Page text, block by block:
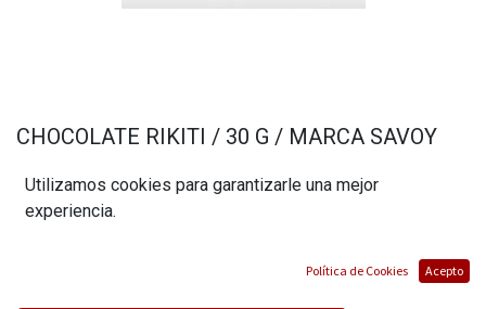
CHOCOLATE RIKITI / 30 G / MARCA SAVOY
$1,16
Utilizamos cookies para garantizarle una mejor
experiencia.
Política de Cookies Acepto